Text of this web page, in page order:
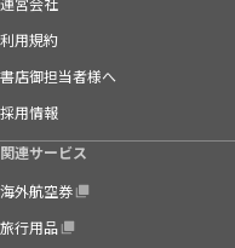
利用規約
書店御担当者様へ
採用情報
関連サービス
海外航空券
旅行用品